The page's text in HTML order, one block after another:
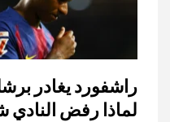
راشفورد يغادر
لماذا رفض النادي